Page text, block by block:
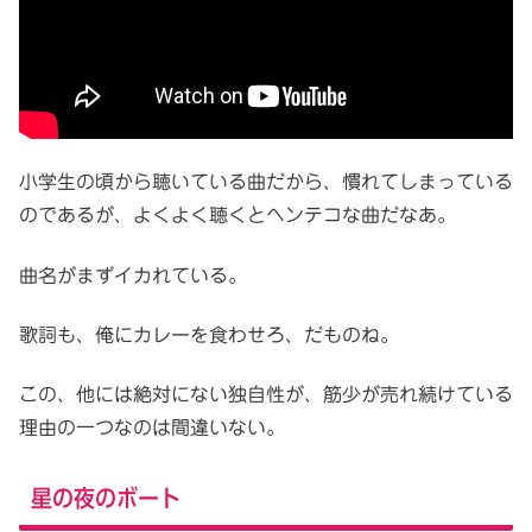
小学生の頃から聴いている曲だから、慣れてしまっている
のであるが、よくよく聴くとヘンテコな曲だなあ。
曲名がまずイカれている。
歌詞も、俺にカレーを食わせろ、だものね。
この、他には絶対にない独自性が、筋少が売れ続けている
理由の一つなのは間違いない。
星の夜のボート